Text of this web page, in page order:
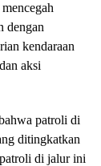
dengan
kendaraan
aksi
patroli di
ditingkatkan
di jalur ini